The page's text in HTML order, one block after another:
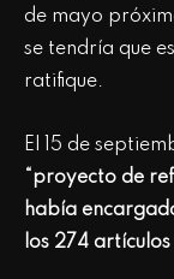
de mayo
se tendría que
ratifique.
El 15 de
“proyecto de
había
los 274